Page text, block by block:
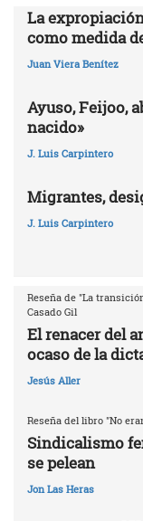
La
como medida
Juan Viera Benítez
Ayuso, Feijoo,
nacido»
J. Luis Carpintero
Migrantes,
J. Luis Carpintero
Reseña de "La
Casado Gil
El renacer del
ocaso de la
Jesús Aller
Reseña del libro "No
Sindicalismo
se pelean
Jon Las Heras